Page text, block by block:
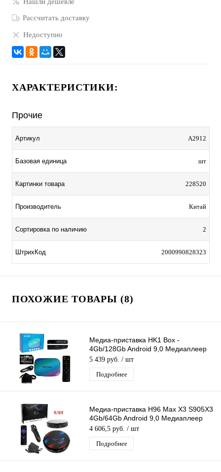
Рассчитать доставку
Недоступно
ХАРАКТЕРИСТИКИ:
Прочие
Артикул A2912
Базовая единица шт
Картинки товара 228520
Производитель Китай
Сортировка по наличию 2
ШтрихКод 2000990828323
ПОХОЖИЕ ТОВАРЫ (8)
Медиа-приставка HK1 Box -
4Gb/128Gb Android 9,0 Медиаплеер
Smart tv IPTV OTT приставка 4K HD
H.265
5 439 руб. / шт
Подробнее
Медиа-приставка H96 Max X3 S905X3
4Gb/64Gb Android 9,0 Медиаплеер
Smart tv IPTV приставка 4K H.265
4 606,5 руб. / шт
Подробнее